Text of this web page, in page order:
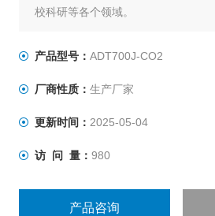
校科研等各个领域。
产品型号： ADT700J-CO2
厂商性质： 生产厂家
更新时间： 2025-05-04
访 问 量： 980
产品咨询